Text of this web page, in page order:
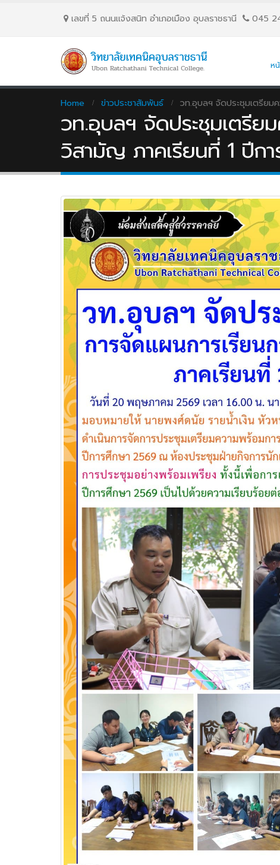
เลขที่ 5 ถนนเเจ้งสนิท อำเภอเมือง อุบลราชธานี 045
ห
Home ข่าวประชาสัมพันธ์ วท.อุบลฯ จัดประชุมเตรียม
วท.อุบลฯ จัดประชุมเตรีย
วิสามัญ ภาคเรียนที่ 1 ปีก
วท.อุบลฯ ต้อนรับผู้แทนจาก
บริษัท แบ็กส์บริการภาคพื้น
จำกัดร่วมมือทางวิชาการ
เพื่อพัฒนาศักยภาพผู้เรียนสู่ภาคอุสา
หกรรมการบิน
วท.อุบลฯ นำนักเรียน
นักศึกษา เข้ารับการทดสอบ
เพื่อจัดทำใบขับขี่รถ
จักรยานยนต์ ภายใต้โครงการเทคนิค
อุบล คนรุ่นใหม่ มีใบขับขี่
บริษัท แลคตาซอย จำกัด
มอบให้แก่นักเรียน นักศึกษา
วิทยาลัยเทคนิคอุบลราชธานี
สถานศึกษ
อาชีวศึกษ